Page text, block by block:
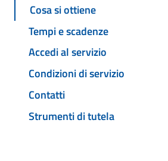
Cosa si ottiene
Tempi e scadenze
Accedi al servizio
Condizioni di servizio
Contatti
Strumenti di tutela